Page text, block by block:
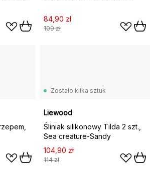
84,90 zł
109 zł
Zostało kilka sztuk
Liewood
Śliniak silikonowy Tilda 2 szt.,
Sea creature-Sandy
104,90 zł
114 zł